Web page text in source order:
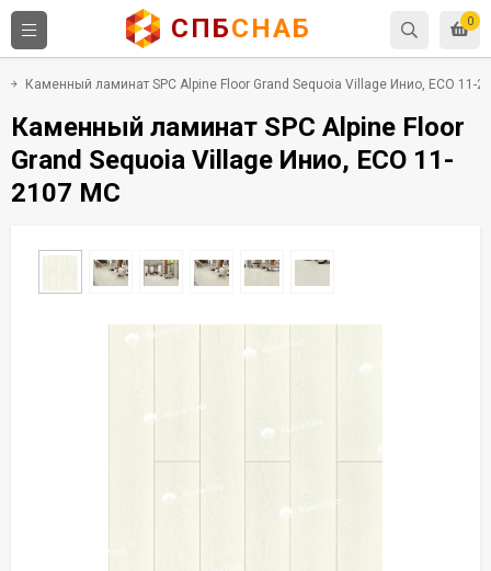
0
СПБСНАБ
Каменный ламинат SPC Alpine Floor Grand Sequoia Village Инио, ECO 11-
Каменный ламинат SPC Alpine Floor
Grand Sequoia Village Инио, ECO 11-
2107 MC